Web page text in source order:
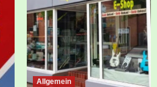
Allgemein